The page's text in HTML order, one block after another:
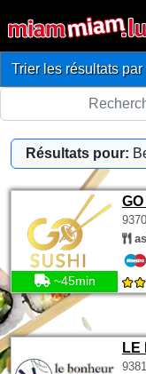
Résultats pour:
GO
~45min
LE